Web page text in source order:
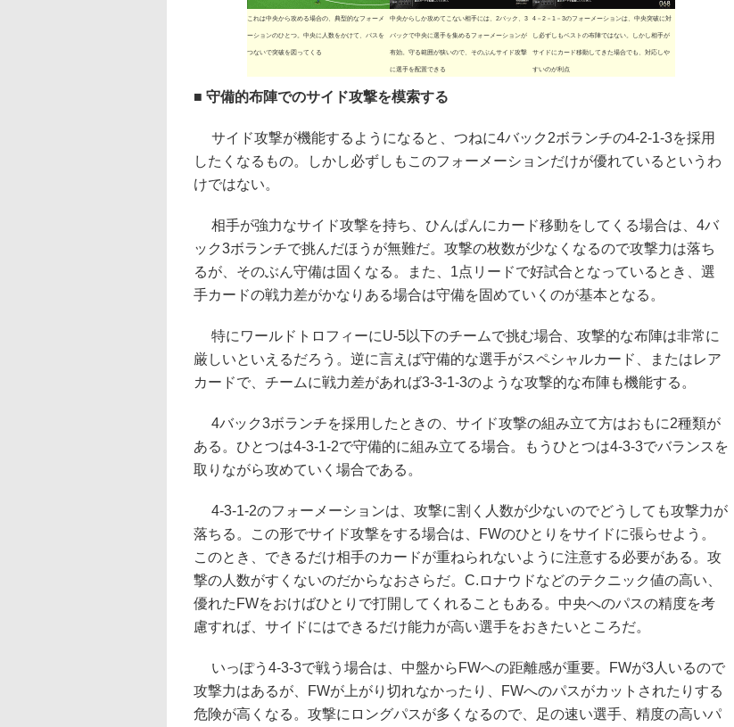
これは中央から攻める場合の、典型的なフォーメ
ーションのひとつ。中央に人数をかけて、パスを
つないで突破を図ってくる
中央からしか攻めてこない相手には、2バック、3
バックで中央に選手を集めるフォーメーションが
有効。守る範囲が狭いので、そのぶんサイド攻撃
に選手を配置できる
4－2－1－3のフォーメーションは、中央突破に対
し必ずしもベストの布陣ではない。しかし相手が
サイドにカード移動してきた場合でも、対応しや
すいのが利点
■ 守備的布陣でのサイド攻撃を模索する
サイド攻撃が機能するようになると、つねに4バック2ボランチの4-2-1-3を採用
したくなるもの。しかし必ずしもこのフォーメーションだけが優れているというわ
けではない。
相手が強力なサイド攻撃を持ち、ひんぱんにカード移動をしてくる場合は、4バ
ック3ボランチで挑んだほうが無難だ。攻撃の枚数が少なくなるので攻撃力は落ち
るが、そのぶん守備は固くなる。また、1点リードで好試合となっているとき、選
手カードの戦力差がかなりある場合は守備を固めていくのが基本となる。
特にワールドトロフィーにU-5以下のチームで挑む場合、攻撃的な布陣は非常に
厳しいといえるだろう。逆に言えば守備的な選手がスペシャルカード、またはレア
カードで、チームに戦力差があれば3-3-1-3のような攻撃的な布陣も機能する。
4バック3ボランチを採用したときの、サイド攻撃の組み立て方はおもに2種類が
ある。ひとつは4-3-1-2で守備的に組み立てる場合。もうひとつは4-3-3でバランスを
取りながら攻めていく場合である。
4-3-1-2のフォーメーションは、攻撃に割く人数が少ないのでどうしても攻撃力が
落ちる。この形でサイド攻撃をする場合は、FWのひとりをサイドに張らせよう。
このとき、できるだけ相手のカードが重ねられないように注意する必要がある。攻
撃の人数がすくないのだからなおさらだ。C.ロナウドなどのテクニック値の高い、
優れたFWをおけばひとりで打開してくれることもある。中央へのパスの精度を考
慮すれば、サイドにはできるだけ能力が高い選手をおきたいところだ。
いっぽう4-3-3で戦う場合は、中盤からFWへの距離感が重要。FWが3人いるので
攻撃力はあるが、FWが上がり切れなかったり、FWへのパスがカットされたりする
危険が高くなる。攻撃にロングパスが多くなるので、足の速い選手、精度の高いパ